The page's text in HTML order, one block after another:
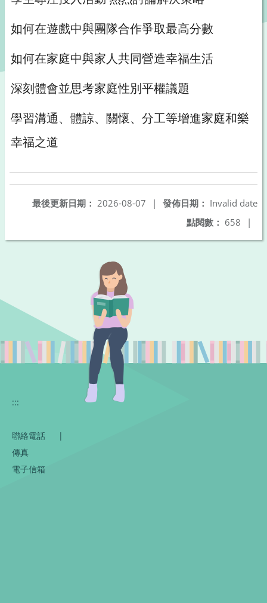
如何在遊戲中與團隊合作爭取最高分數
如何在家庭中與家人共同營造幸福生活
深刻體會並思考家庭性別平權議題
學習溝通、體諒、關懷、分工等增進家庭和樂
幸福之道
發佈日期： Invalid date
最後更新日期： 2026-08-07
|
點閱數： 658 |
:::
聯絡電話
|
傳真
電子信箱